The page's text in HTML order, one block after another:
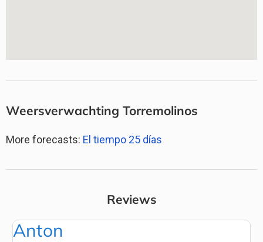
Weersverwachting Torremolinos
More forecasts: El tiempo 25 días
Reviews
Anton